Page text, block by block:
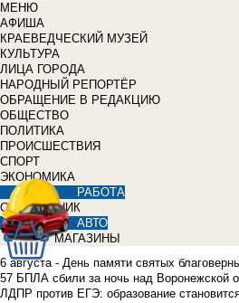
МЕНЮ
АФИША
КРАЕВЕДЧЕСКИЙ МУЗЕЙ
КУЛЬТУРА
ЛИЦА ГОРОДА
НАРОДНЫЙ РЕПОРТЁР
ОБРАЩЕНИЕ В РЕДАКЦИЮ
ОБЩЕСТВО
ПОЛИТИКА
ПРОИСШЕСТВИЯ
СПОРТ
ЭКОНОМИКА
РАБОТА
СПРАВОЧНИК
АВТО
МАГАЗИНЫ
6 августа - День памяти святых
57 БПЛА сбили за ночь над Воронежской
ЛДПР против ЕГЭ: образование